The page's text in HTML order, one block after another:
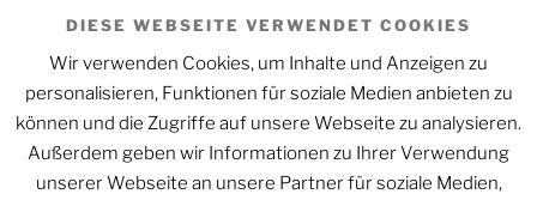
springen
EINE IMMOBILIE KAUFEN
ODER BAUEN,
BAUFINANZIERUNG,
ANSCHLUSSFINANZIERUNG
Wir bei Wolff u. Kollegen arbeiten mit Realbest und der
DIESE WEBSEITE VERWENDET COOKIES
Wir verwenden Cookies, um Inhalte und Anzeigen zu
personalisieren, Funktionen für soziale Medien anbieten zu
können und die Zugriffe auf unsere Webseite zu analysieren.
Außerdem geben wir Informationen zu Ihrer Verwendung
unserer Webseite an unsere Partner für soziale Medien,